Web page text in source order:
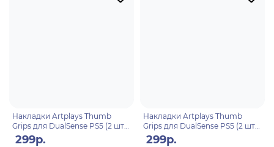
Накладки Artplays Thumb
Grips для DualSense PS5 (2 шт)
синие
299р.
Накладки Artplays Thumb
Grips для DualSense PS5 (2 шт)
оранжевые
299р.